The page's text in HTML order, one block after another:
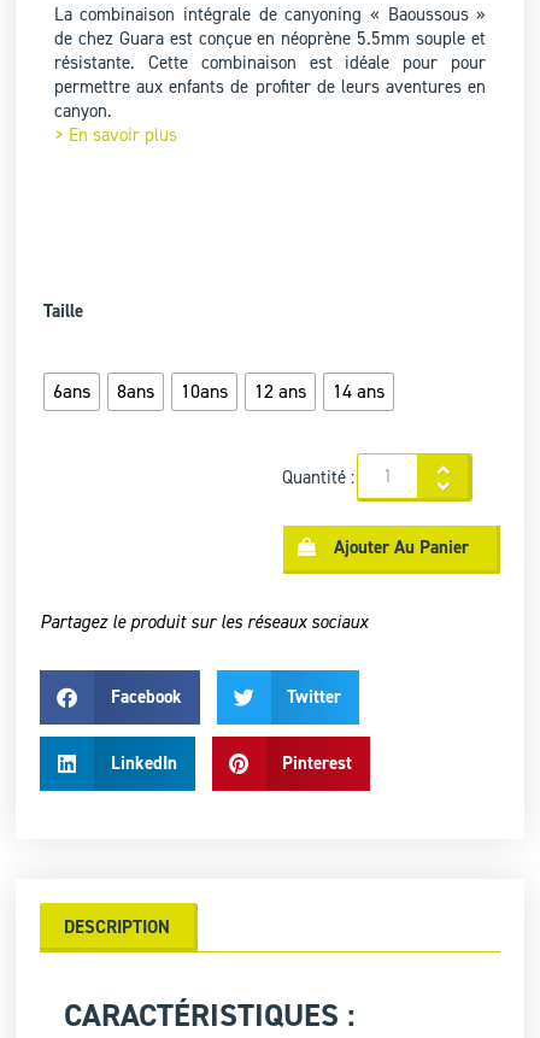
La combinaison intégrale de canyoning « Baoussous »
de chez Guara est conçue en néoprène 5.5mm souple et
résistante. Cette combinaison est idéale pour pour
permettre aux enfants de profiter de leurs aventures en
canyon.
> En savoir plus
Taille
6ans 8ans 10ans 12 ans 14 ans
Quantité :
Ajouter Au Panier
Partagez le produit sur les réseaux sociaux
Facebook Twitter
LinkedIn Pinterest
DESCRIPTION
CARACTÉRISTIQUES :